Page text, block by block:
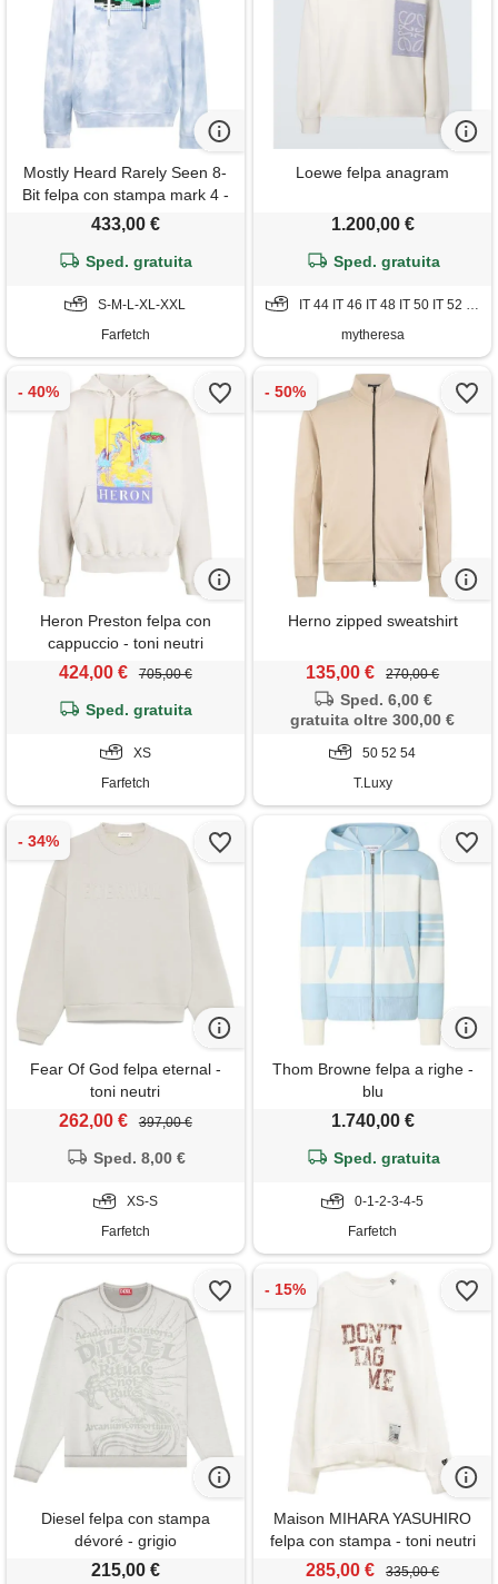
Mostly Heard Rarely Seen 8-
Bit felpa con stampa mark 4 -
bianco
433,00 €
Sped. gratuita
S-M-L-XL-XXL
Farfetch
Loewe felpa anagram
1.200,00 €
Sped. gratuita
IT 44 IT 46 IT 48 IT 50 IT 52 IT 54
mytheresa
Heron Preston felpa con
cappuccio - toni neutri
424,00 € 705,00 €
Sped. gratuita
XS
Farfetch
Herno zipped sweatshirt
135,00 € 270,00 €
Sped. 6,00 €
gratuita oltre 300,00 €
50 52 54
T.Luxy
Fear Of God felpa eternal -
toni neutri
262,00 € 397,00 €
Sped. 8,00 €
XS-S
Farfetch
Thom Browne felpa a righe -
blu
1.740,00 €
Sped. gratuita
0-1-2-3-4-5
Farfetch
Diesel felpa con stampa
dévoré - grigio
215,00 €
Maison MIHARA YASUHIRO
felpa con stampa - toni neutri
285,00 € 335,00 €